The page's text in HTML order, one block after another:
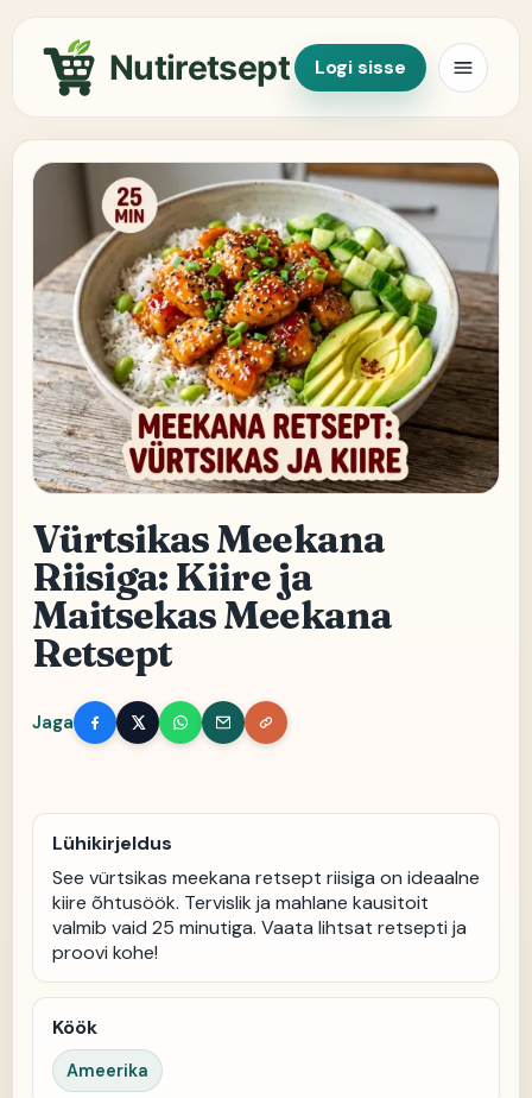
Nutiretsept Logi sisse
Vürtsikas Meekana
Riisiga: Kiire ja
Maitsekas Meekana
Retsept
Jaga
Lühikirjeldus
See vürtsikas meekana retsept riisiga on ideaalne
kiire õhtusöök. Tervislik ja mahlane kausitoit
valmib vaid 25 minutiga. Vaata lihtsat retsepti ja
proovi kohe!
Köök
Ameerika